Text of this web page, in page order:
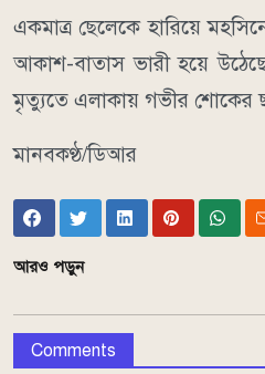
একমাত্র ছেলেকে হারিয়ে
আকাশ-বাতাস ভারী হয়ে
মৃত্যুতে এলাকায় গভীর শোকের
মানবকণ্ঠ/ডিআর
আরও পড়ুন
Comments